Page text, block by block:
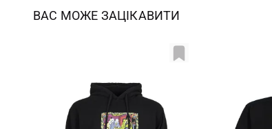
ВАС МОЖЕ ЗАЦІКАВИТИ